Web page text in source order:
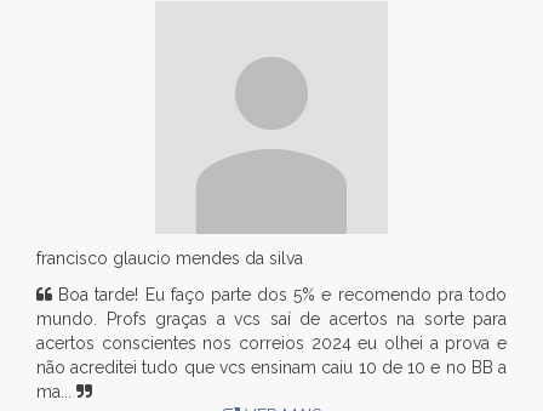
francisco glaucio mendes da silva
Boa tarde! Eu faço parte dos 5% e recomendo pra todo
mundo. Profs graças a vcs saí de acertos na sorte para
acertos conscientes nos correios 2024 eu olhei a prova e
não acreditei tudo que vcs ensinam caiu 10 de 10 e no BB a
ma...